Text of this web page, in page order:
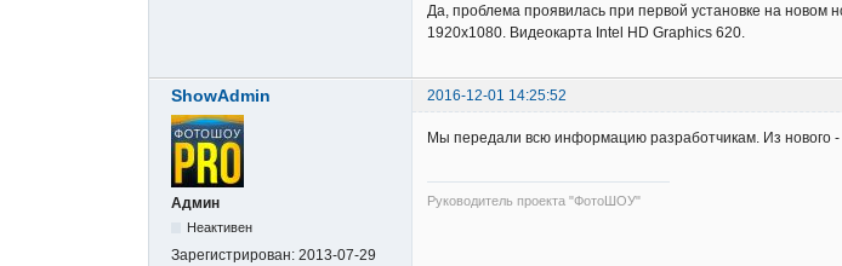
Да, проблема проявилась при первой установке на новом
1920х1080. Видеокарта Intel HD Graphics 620.
ShowAdmin 2016-12-01 14:25:52
Админ
Неактивен
Зарегистрирован: 2013-07-29
Мы передали всю информацию разработчикам. Из нового
Руководитель проекта "ФотоШОУ"